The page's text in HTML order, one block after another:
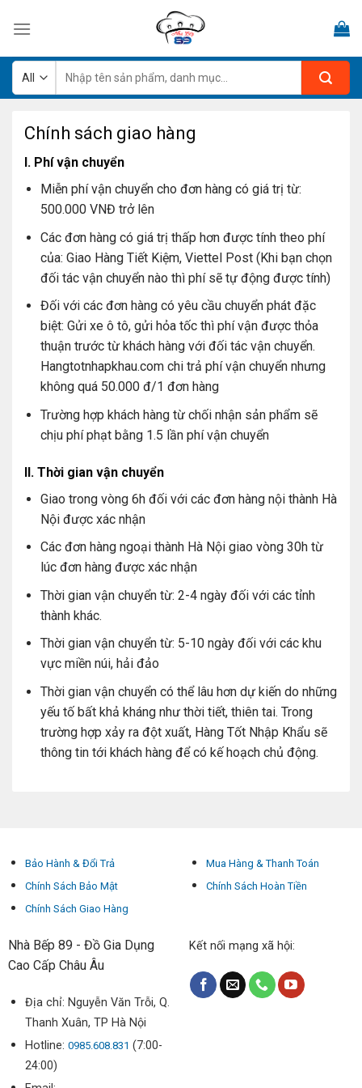
kiếm:
Chính sách giao hàng
I. Phí vận chuyển
Miễn phí vận chuyển cho đơn hàng có giá trị từ:
500.000 VNĐ trở lên
Các đơn hàng có giá trị thấp hơn được tính theo phí
của: Giao Hàng Tiết Kiệm, Viettel Post (Khi bạn chọn
đối tác vận chuyển nào thì phí sẽ tự động được tính)
Đối với các đơn hàng có yêu cầu chuyển phát đặc
biệt: Gửi xe ô tô, gửi hỏa tốc thì phí vận được thỏa
thuận trước từ khách hàng với đối tác vận chuyển.
Hangtotnhapkhau.com chi trả phí vận chuyển nhưng
không quá 50.000 đ/1 đơn hàng
Trường hợp khách hàng từ chối nhận sản phẩm sẽ
chịu phí phạt bằng 1.5 lần phí vận chuyển
II. Thời gian vận chuyển
Giao trong vòng 6h đối với các đơn hàng nội thành Hà
Nội được xác nhận
Các đơn hàng ngoại thành Hà Nội giao vòng 30h từ
lúc đơn hàng được xác nhận
Thời gian vận chuyển từ: 2-4 ngày đối với các tỉnh
thành khác.
Thời gian vận chuyển từ: 5-10 ngày đối với các khu
vực miền núi, hải đảo
Thời gian vận chuyển có thể lâu hơn dự kiến do những
yếu tố bất khả kháng như thời tiết, thiên tai. Trong
trường hợp xảy ra đột xuất, Hàng Tốt Nhập Khẩu sẽ
thông tin tới khách hàng để có kế hoạch chủ động.
Bảo Hành & Đổi Trả
Chính Sách Bảo Mật
Chính Sách Giao Hàng
Mua Hàng & Thanh Toán
Chính Sách Hoàn Tiền
Nhà Bếp 89 - Đồ Gia Dụng
Cao Cấp Châu Âu
Địa chỉ: Nguyễn Văn Trỗi, Q.
Thanh Xuân, TP Hà Nội
Hotline: 0985.608.831 (7:00-
24:00)
Kết nối mạng xã hội: